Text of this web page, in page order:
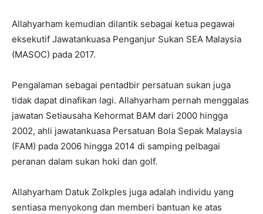
Allahyarham kemudian dilantik sebagai ketua pegawai
eksekutif Jawatankuasa Penganjur Sukan SEA Malaysia
(MASOC) pada 2017.
Pengalaman sebagai pentadbir persatuan sukan juga
tidak dapat dinafikan lagi. Allahyarham pernah menggalas
jawatan Setiausaha Kehormat BAM dari 2000 hingga
2002, ahli jawatankuasa Persatuan Bola Sepak Malaysia
(FAM) pada 2006 hingga 2014 di samping pelbagai
peranan dalam sukan hoki dan golf.
Allahyarham Datuk Zolkples juga adalah individu yang
sentiasa menyokong dan memberi bantuan ke atas